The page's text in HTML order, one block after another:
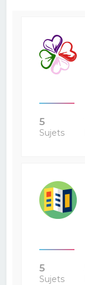
5
Sujets
5
Sujets